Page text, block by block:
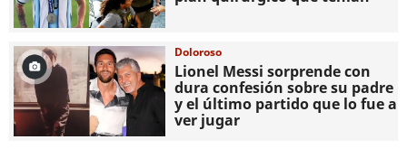
Doloroso
Lionel Messi sorprende con
dura confesión sobre su padre
y el último partido que lo fue a
ver jugar